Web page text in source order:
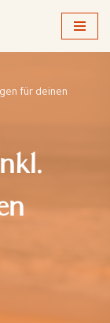
für deinen